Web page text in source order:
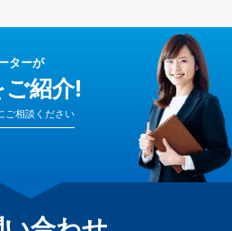
ターが
ご紹介!
ご相談ください